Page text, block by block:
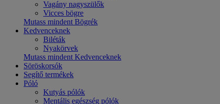
Vagány nagyszülők
Vicces bögre
Mutass mindent Bögrék
Kedvenceknek
Biléták
Nyakörvek
Mutass mindent Kedvenceknek
Söröskorsók
Segítő termékek
Póló
Kutyás pólók
Mentális egészség pólók